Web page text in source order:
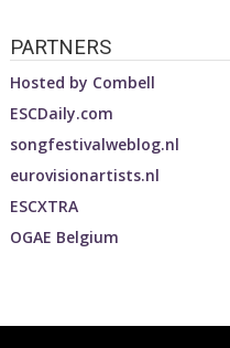
PARTNERS
Hosted by Combell
ESCDaily.com
songfestivalweblog.nl
eurovisionartists.nl
ESCXTRA
OGAE Belgium